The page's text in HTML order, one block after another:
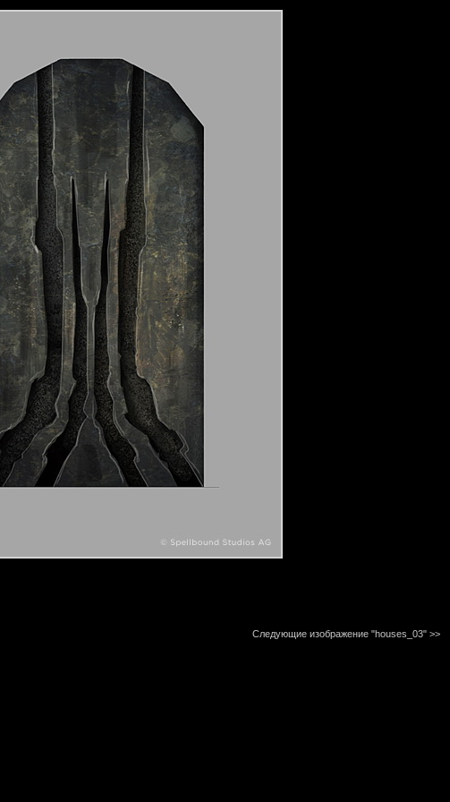
Следующие изображение "houses_03" >>